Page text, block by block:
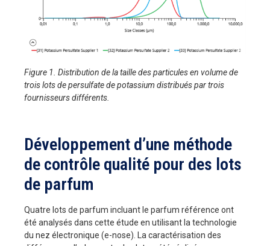
Figure 1. Distribution de la taille des particules en volume de
trois lots de persulfate de potassium distribués par trois
fournisseurs différents.
Développement d’une méthode
de contrôle qualité pour des lots
de parfum
Quatre lots de parfum incluant le parfum référence ont
été analysés dans cette étude en utilisant la technologie
du nez électronique (e-nose). La caractérisation des